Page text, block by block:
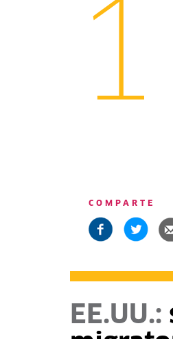
1
COMPARTE
EE.UU.: